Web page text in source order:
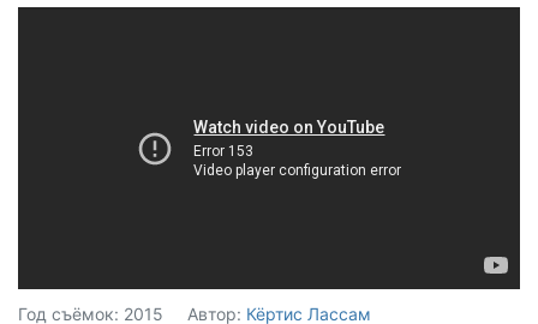
Год съёмок: 2015 Автор: Кёртис Лассам